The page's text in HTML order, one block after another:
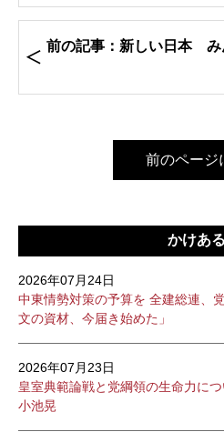
前の記事：新しい日本 み
前のページ
かけあ
2026年07月24日
中東情勢対策の予算を 全建総連、
文の資材、今届き始めた」
2026年07月23日
皇室典範論戦と党綱領の生命力に
小池晃